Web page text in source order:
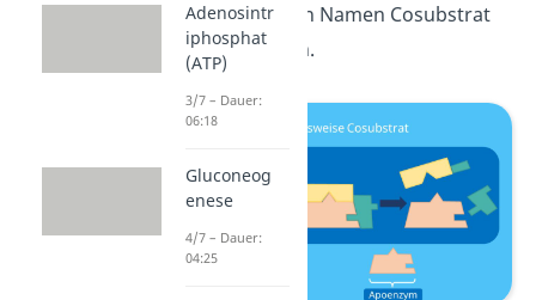
kannst du dir den Namen Cosubstrat
auch gut merken.
Adenosintr
iphosphat
(ATP)
3/7 – Dauer:
06:18
Gluconeog
enese
4/7 – Dauer:
04:25